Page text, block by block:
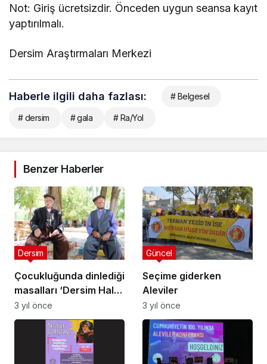
Not: Giriş ücretsizdir. Önceden uygun seansa kayıt
yaptırılmalı.
Dersim Araştırmaları Merkezi
Haberle ilgili daha fazlası: # Belgesel
# dersim # gala # Ra/Yol
Benzer Haberler
Çocukluğunda dinlediği
masalları ‘Dersim Halk
Masalları’ adıyla
kitaplaştırdı
Dersim
3 yıl önce
Seçime giderken
Aleviler
Güncel
3 yıl önce